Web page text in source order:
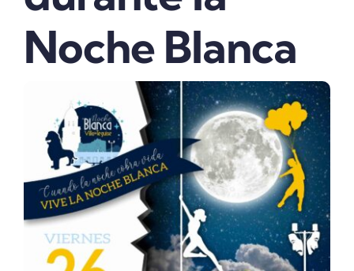
Noche Blanca